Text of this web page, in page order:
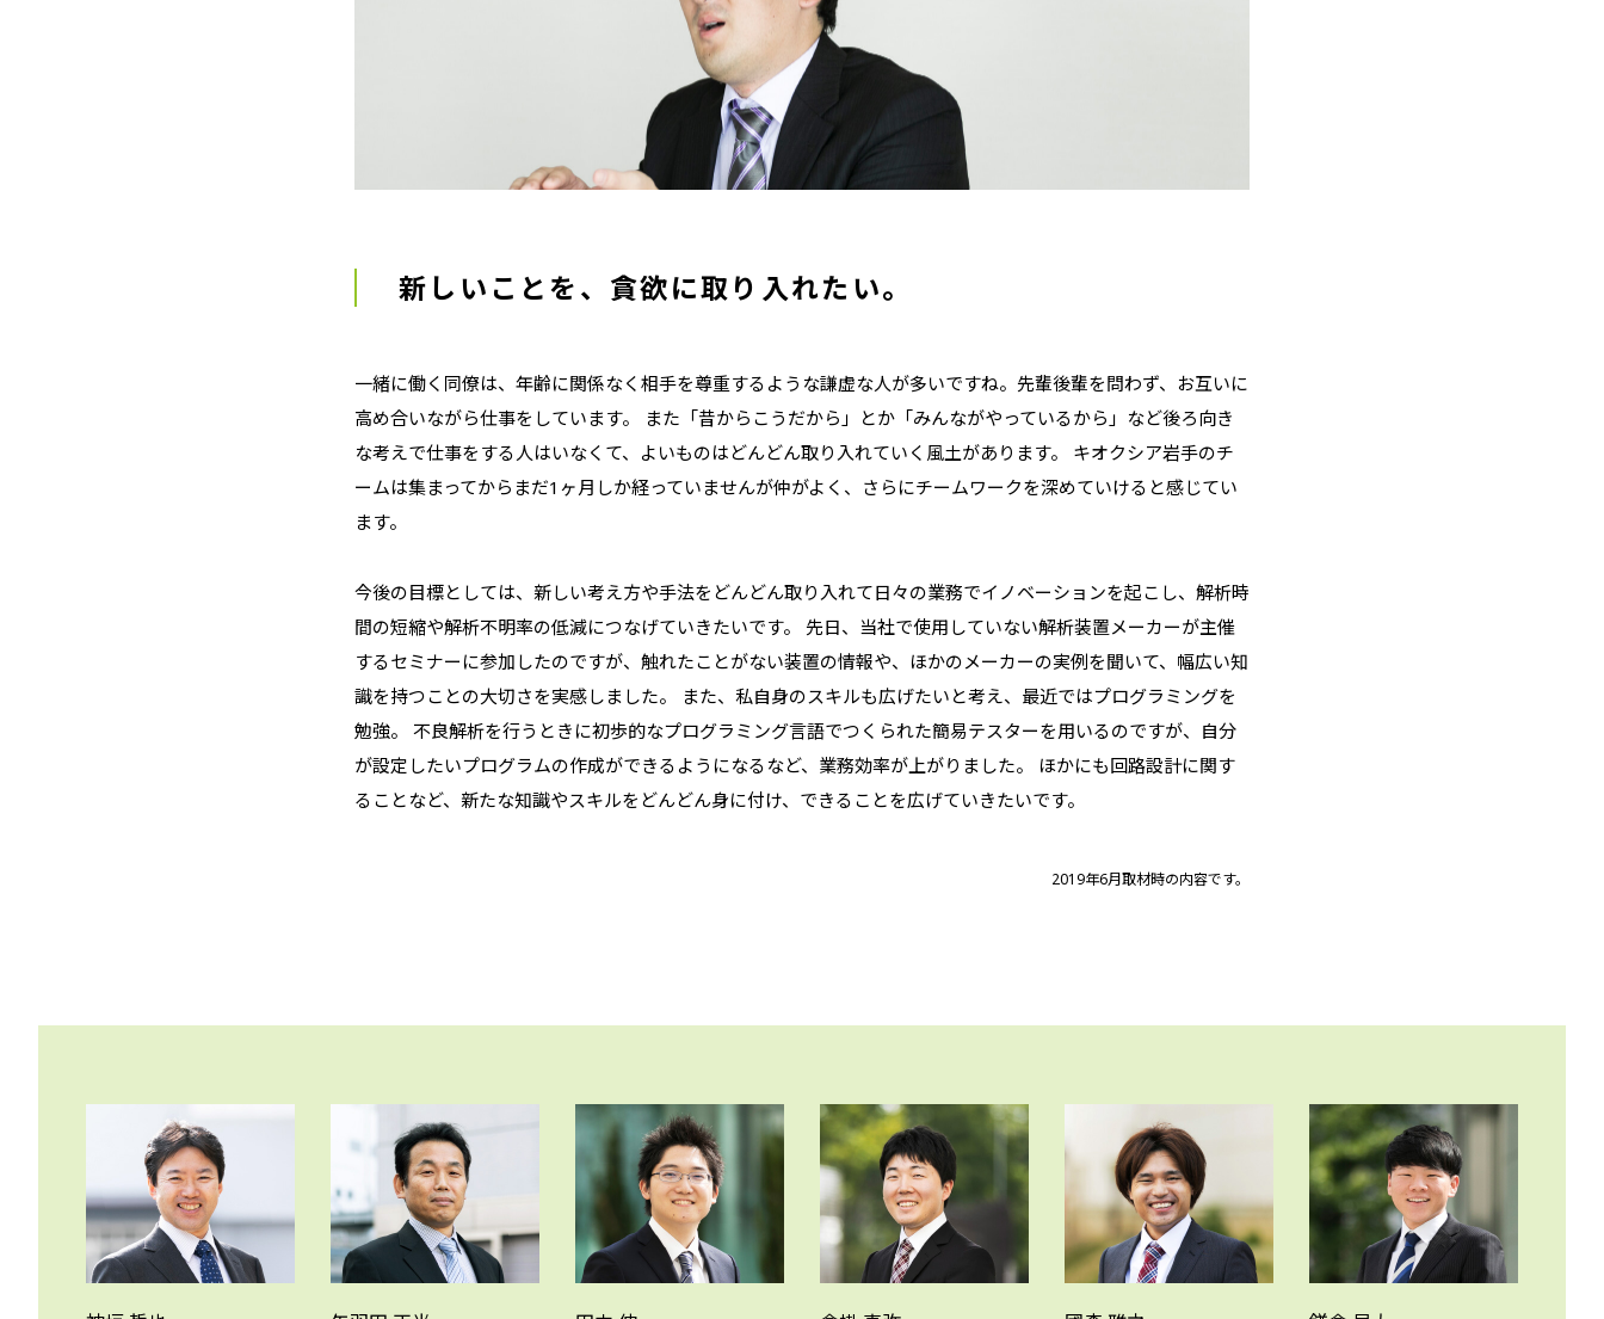
新しいことを、 貪欲に取り入れたい。
一緒に働く同僚は、年齢に関係なく相手を尊重するような謙虚な人が多いですね。先輩後輩を問わず、お互いに
高め合いながら仕事をしています。 また「昔からこうだから」とか「みんながやっているから」など後ろ向き
な考えで仕事をする人はいなくて、よいものはどんどん取り入れていく風土があります。 キオクシア岩手のチ
ームは集まってからまだ1ヶ月しか経っていませんが仲がよく、さらにチームワークを深めていけると感じてい
ます。
今後の目標としては、新しい考え方や手法をどんどん取り入れて日々の業務でイノベーションを起こし、解析時
間の短縮や解析不明率の低減につなげていきたいです。 先日、当社で使用していない解析装置メーカーが主催
するセミナーに参加したのですが、触れたことがない装置の情報や、ほかのメーカーの実例を聞いて、幅広い知
識を持つことの大切さを実感しました。 また、私自身のスキルも広げたいと考え、最近ではプログラミングを
勉強。 不良解析を行うときに初歩的なプログラミング言語でつくられた簡易テスターを用いるのですが、自分
が設定したいプログラムの作成ができるようになるなど、業務効率が上がりました。 ほかにも回路設計に関す
ることなど、新たな知識やスキルをどんどん身に付け、できることを広げていきたいです。
2019年6月取材時の内容です。